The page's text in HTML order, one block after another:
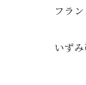
フラ
いず